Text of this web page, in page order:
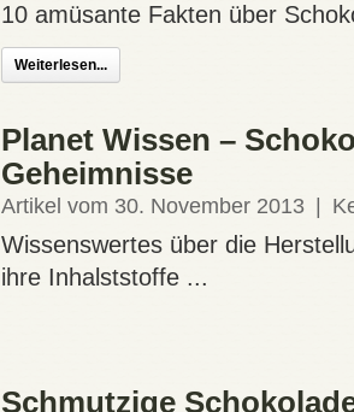
10 amüsante Fakten über
Weiterlesen...
Planet Wissen –
Geheimnisse
Artikel vom 30. November 2013
Wissenswertes über die
ihre Inhalststoffe ...
Schmutzige